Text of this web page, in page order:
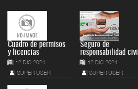
Cuadro de permisos
y licencias
12 DIC 2024
SUPER USER
Seguro de
responsabilidad civi
12 DIC 2024
SUPER USER